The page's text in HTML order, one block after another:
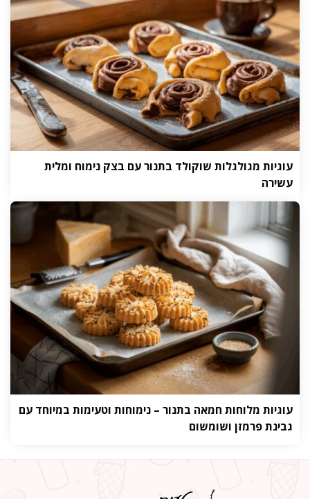
עוגיות מגולגלות שוקולד בתנור עם בצק נימוח ומלית
עשירה
עוגיות מלוחות חמאה בתנור – נימוחות וטעימות במיוחד עם
גבינת פרמזן ושומשום